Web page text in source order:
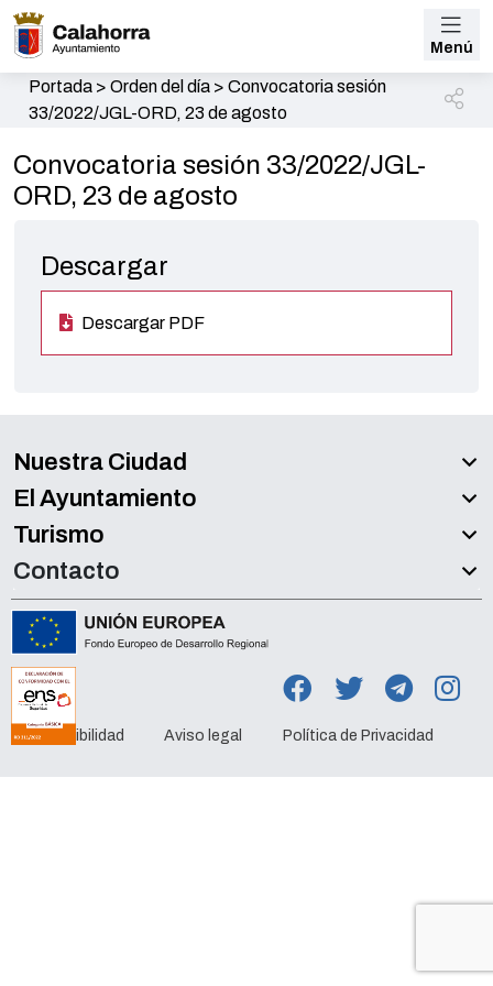
Menú
Portada> Orden del día> Convocatoria sesión
33/2022/JGL-ORD, 23 de agosto
Convocatoria sesión 33/2022/JGL-
ORD, 23 de agosto
Descargar
Descargar PDF
Nuestra Ciudad
El Ayuntamiento
Turismo
Contacto
Accesibilidad Aviso legal Política de Privacidad